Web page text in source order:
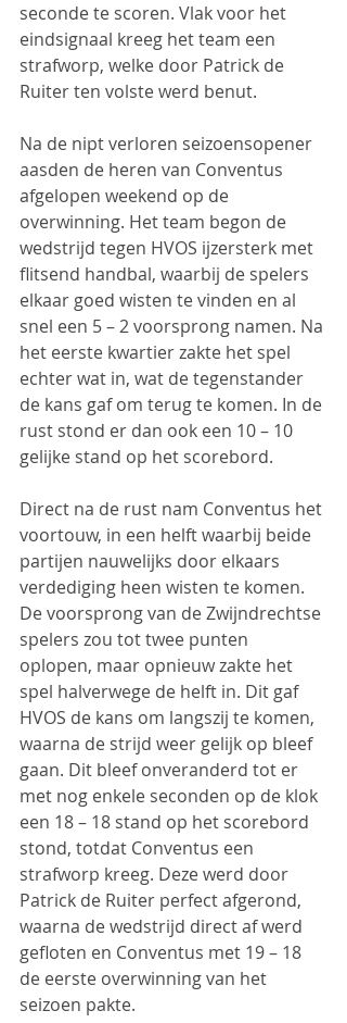
seconde te scoren. Vlak voor het
eindsignaal kreeg het team een
strafworp, welke door Patrick de
Ruiter ten volste werd benut.
Na de nipt verloren seizoensopener
aasden de heren van Conventus
afgelopen weekend op de
overwinning. Het team begon de
wedstrijd tegen HVOS ijzersterk met
flitsend handbal, waarbij de spelers
elkaar goed wisten te vinden en al
snel een 5 – 2 voorsprong namen. Na
het eerste kwartier zakte het spel
echter wat in, wat de tegenstander
de kans gaf om terug te komen. In de
rust stond er dan ook een 10 – 10
gelijke stand op het scorebord.
Direct na de rust nam Conventus het
voortouw, in een helft waarbij beide
partijen nauwelijks door elkaars
verdediging heen wisten te komen.
De voorsprong van de Zwijndrechtse
spelers zou tot twee punten
oplopen, maar opnieuw zakte het
spel halverwege de helft in. Dit gaf
HVOS de kans om langszij te komen,
waarna de strijd weer gelijk op bleef
gaan. Dit bleef onveranderd tot er
met nog enkele seconden op de klok
een 18 – 18 stand op het scorebord
stond, totdat Conventus een
strafworp kreeg. Deze werd door
Patrick de Ruiter perfect afgerond,
waarna de wedstrijd direct af werd
gefloten en Conventus met 19 – 18
de eerste overwinning van het
seizoen pakte.